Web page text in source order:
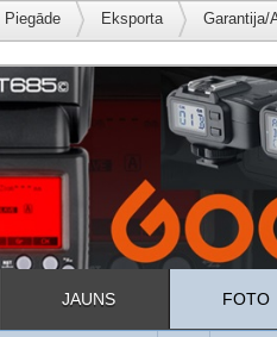
Piegāde Eksporta Garantija/
JAUNS FOTO